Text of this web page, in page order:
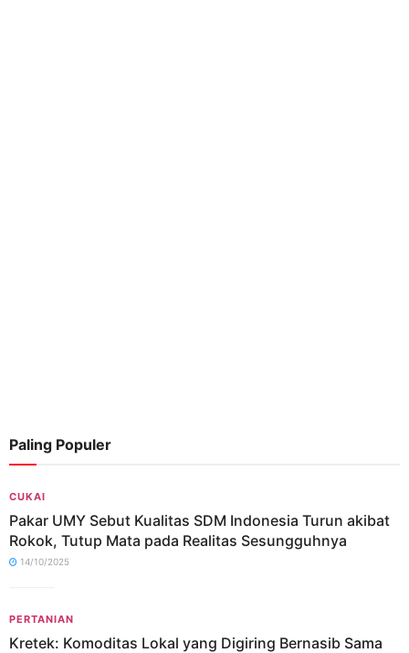
Paling Populer
CUKAI
Pakar UMY Sebut Kualitas SDM Indonesia Turun akibat
Rokok, Tutup Mata pada Realitas Sesungguhnya
14/10/2025
PERTANIAN
Kretek: Komoditas Lokal yang Digiring Bernasib Sama